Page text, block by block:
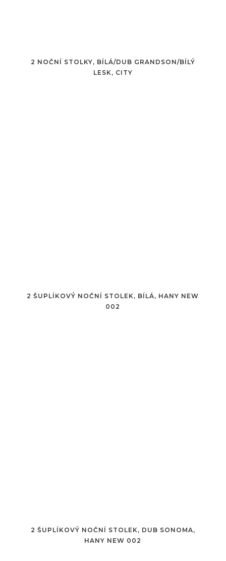
2 NOČNÍ STOLKY, BÍLÁ/DUB GRANDSON/BÍLÝ
LESK, CITY
2 ŠUPLÍKOVÝ NOČNÍ STOLEK, BÍLÁ, HANY NEW
002
2 ŠUPLÍKOVÝ NOČNÍ STOLEK, DUB SONOMA,
HANY NEW 002